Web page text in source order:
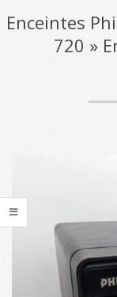
Menu
Enceintes
720 »